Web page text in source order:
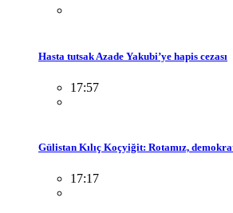
Hasta tutsak Azade Yakubi’ye hapis cezası
17:57
Gülistan Kılıç Koçyiğit: Rotamız,
17:17